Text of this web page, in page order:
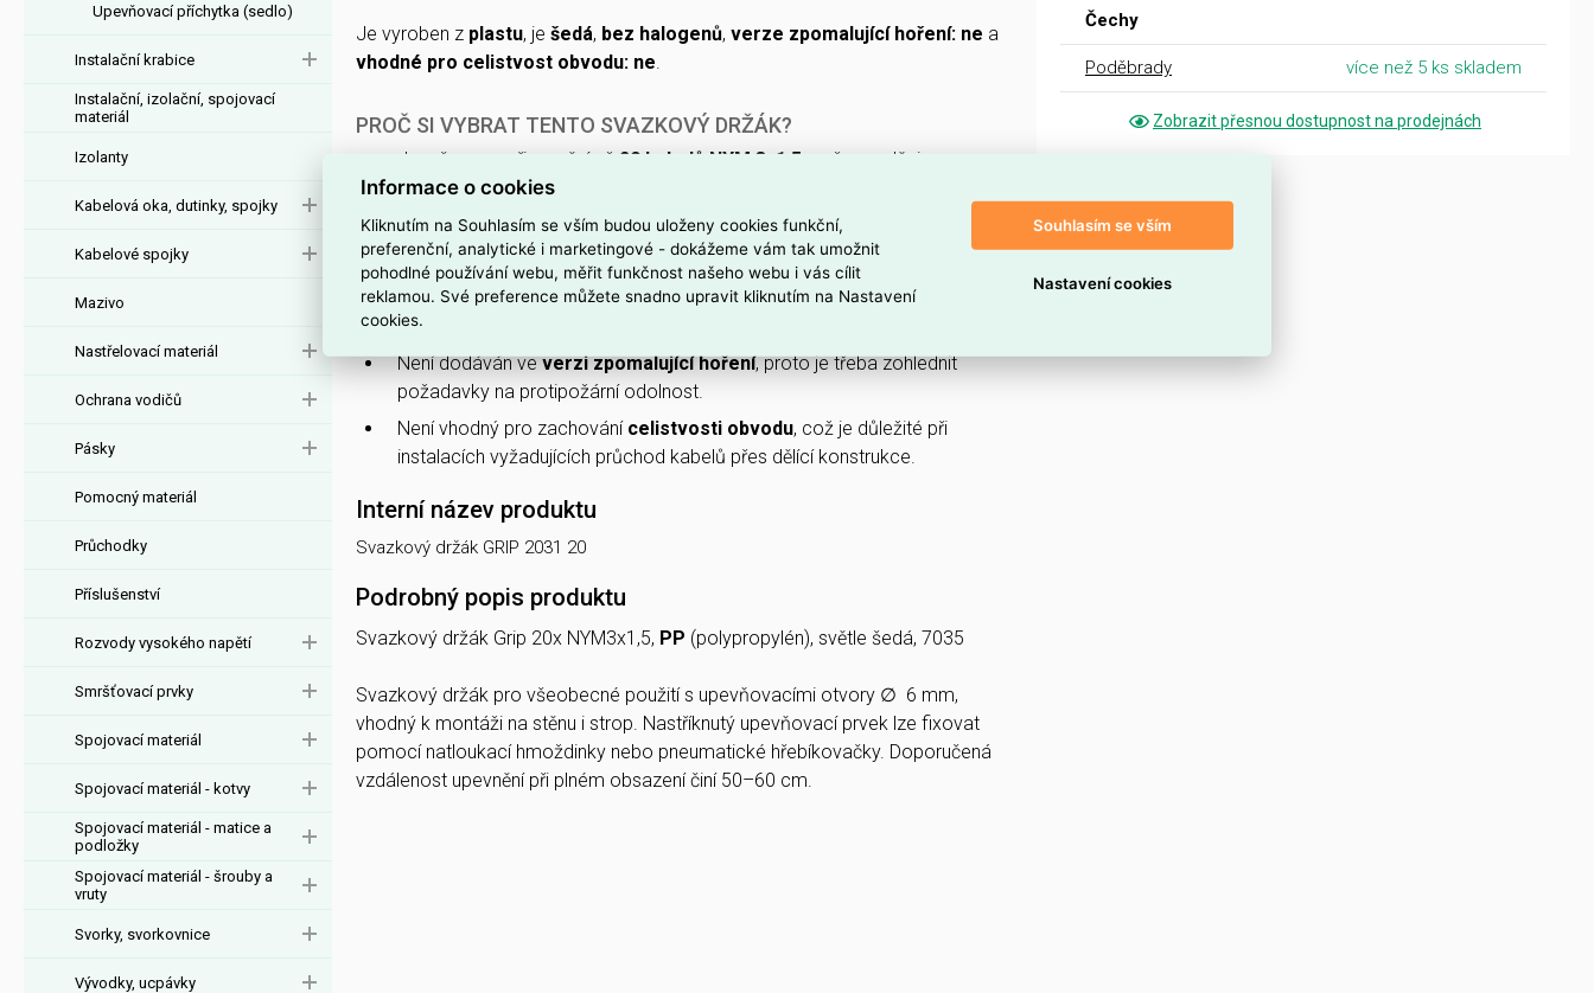
Upevňovací příchytka (sedlo)
Instalační krabice
Instalační, izolační, spojovací
materiál
Izolanty
Kabelová oka, dutinky, spojky
Kabelové spojky
Mazivo
Nastřelovací materiál
Ochrana vodičů
Pásky
Pomocný materiál
Průchodky
Příslušenství
Rozvody vysokého napětí
Smršťovací prvky
Spojovací materiál
Spojovací materiál - kotvy
Spojovací materiál - matice a
podložky
Spojovací materiál - šrouby a
vruty
Svorky, svorkovnice
Vývodky, ucpávky
Je vyroben z plastu, je šedá, bez halogenů, verze zpomalující hoření: ne a
vhodné pro celistvost obvodu: ne.
PROČ SI VYBRAT TENTO SVAZKOVÝ DRŽÁK?
Je určen pro připevnění až 20 kabelů NYM 3x1,5 , což usnadňuje
organizaci vícežilových přípojek.
Má samozhášlivéprovedení, které omezuje šíření plamene v případě
zapálení.
Jebez halogenů, což snižuje riziko vzniku toxických plynů při požáru.
Je vyroben z
Není dodáván veverzi zpomalující hoření, proto je třeba zohlednit
požadavky na protipožární odolnost.
Není vhodný pro zachování celistvosti obvodu, což je důležité při
instalacích vyžadujících průchod kabelů přes dělící konstrukce.
Interní název produktu
Svazkový držák GRIP 2031 20
Podrobný popis produktu
Svazkový držák Grip 20x NYM3x1,5, PP (polypropylén), světle šedá, 7035
Svazkový držák pro všeobecné použití s upevňovacími otvory ∅ 6 mm,
vhodný k montáži na stěnu i strop. Nastříknutý upevňovací prvek lze fixovat
pomocí natloukací hmoždinky nebo pneumatické hřebíkovačky. Doporučená
vzdálenost upevnění při plném obsazení činí 50–60 cm.
Čechy
Poděbrady více než 5 ks skladem
Zobrazit přesnou dostupnost na prodejnách
Informace o cookies
Kliknutím na Souhlasím se vším budou uloženy cookies funkční,
preferenční, analytické i marketingové - dokážeme vám tak umožnit
pohodlné používání webu, měřit funkčnost našeho webu i vás cílit
reklamou. Své preference můžete snadno upravit kliknutím na Nastavení
cookies.
Souhlasím se vším
Nastavení cookies